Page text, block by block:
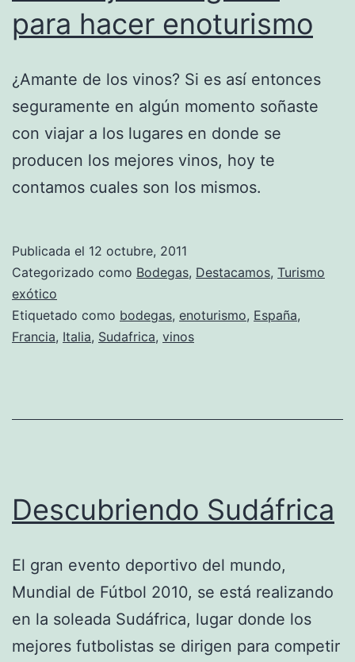
para hacer enoturismo
¿Amante de los vinos? Si es así entonces
seguramente en algún momento soñaste
con viajar a los lugares en donde se
producen los mejores vinos, hoy te
contamos cuales son los mismos.
Publicada el 12 octubre, 2011
Categorizado como Bodegas, Destacamos, Turismo
exótico
Etiquetado como bodegas, enoturismo, España,
Francia, Italia, Sudafrica, vinos
Descubriendo Sudáfrica
El gran evento deportivo del mundo,
Mundial de Fútbol 2010, se está realizando
en la soleada Sudáfrica, lugar donde los
mejores futbolistas se dirigen para competir